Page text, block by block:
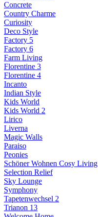
Concrete
Country Charme
Curiosity
Deco Style
Factory 5
Factory 6
Farm Living
Florentine 3
Florentine 4
Incanto
Indian Style
Kids World
Kids World 2
Lirico
Liverna
Magic Walls
Paraiso
Peonies
Schöner Wohnen Cosy Living
Selection Relief
Sky Lounge
Symphony
Tapetenwechsel 2
Trianon 13